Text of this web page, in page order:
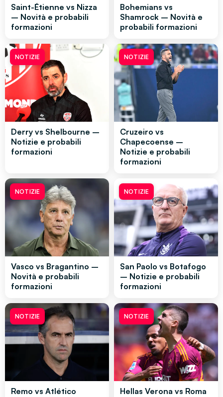
Saint-Étienne vs Nizza
– Novità e probabili
formazioni
Bohemians vs
Shamrock – Novità e
probabili formazioni
NOTIZIE
Derry vs Shelbourne –
Notizie e probabili
formazioni
NOTIZIE
Cruzeiro vs
Chapecoense –
Notizie e probabili
formazioni
NOTIZIE
Vasco vs Bragantino –
Novità e probabili
formazioni
NOTIZIE
San Paolo vs Botafogo
– Notizie e probabili
formazioni
NOTIZIE
Remo vs Atlético
NOTIZIE
Hellas Verona vs Roma